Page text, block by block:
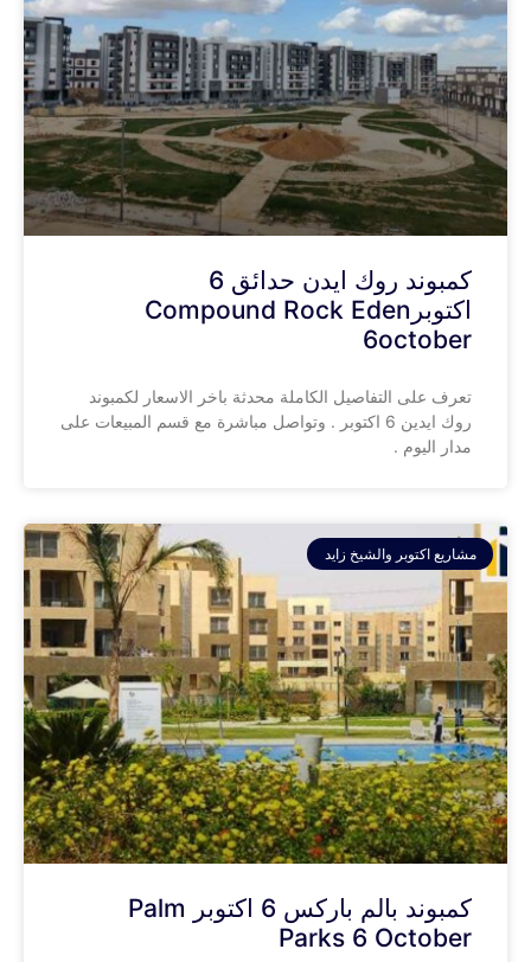
كمبوند روك ايدن حدائق 6
اكتوبرCompound Rock Eden
6october
تعرف على التفاصيل الكاملة محدثة باخر الاسعار لكمبوند
روك ايدين 6 اكتوبر . وتواصل مباشرة مع قسم المبيعات على
مدار اليوم .
مشاريع اكتوبر والشيخ زايد
كمبوند بالم باركس 6 اكتوبر Palm
Parks 6 October